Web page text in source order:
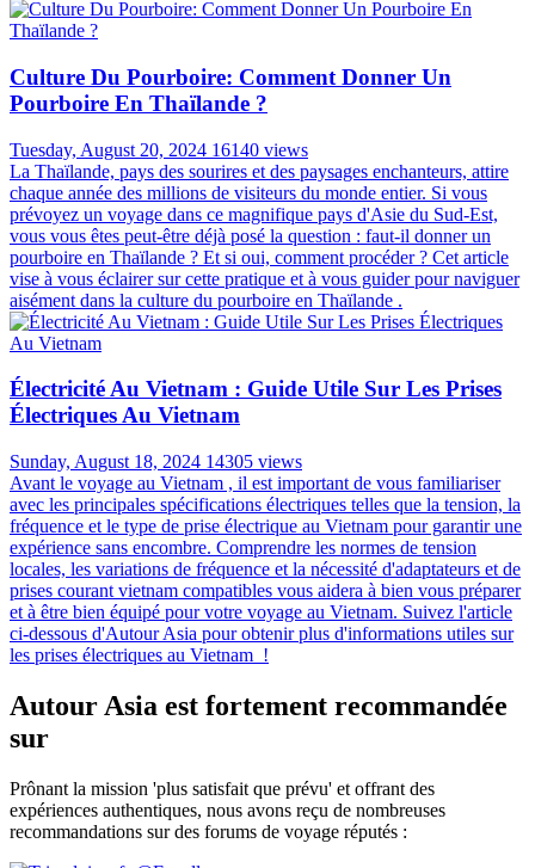
Culture Du Pourboire: Comment Donner Un
Pourboire En Thaïlande ?
Tuesday, August 20, 2024 16140 views
La Thaïlande, pays des sourires et des paysages enchanteurs, attire
chaque année des millions de visiteurs du monde entier. Si vous
prévoyez un voyage dans ce magnifique pays d'Asie du Sud-Est,
vous vous êtes peut-être déjà posé la question : faut-il donner un
pourboire en Thaïlande ? Et si oui, comment procéder ? Cet article
vise à vous éclairer sur cette pratique et à vous guider pour naviguer
aisément dans la culture du pourboire en Thaïlande .
Électricité Au Vietnam : Guide Utile Sur Les Prises
Électriques Au Vietnam
Sunday, August 18, 2024 14305 views
Avant le voyage au Vietnam , il est important de vous familiariser
avec les principales spécifications électriques telles que la tension, la
fréquence et le type de prise électrique au Vietnam pour garantir une
expérience sans encombre. Comprendre les normes de tension
locales, les variations de fréquence et la nécessité d'adaptateurs et de
prises courant vietnam compatibles vous aidera à bien vous préparer
et à être bien équipé pour votre voyage au Vietnam. Suivez l'article
ci-dessous d'Autour Asia pour obtenir plus d'informations utiles sur
les prises électriques au Vietnam !
Autour Asia est fortement recommandée
sur
Prônant la mission 'plus satisfait que prévu' et offrant des
expériences authentiques, nous avons reçu de nombreuses
recommandations sur des forums de voyage réputés :